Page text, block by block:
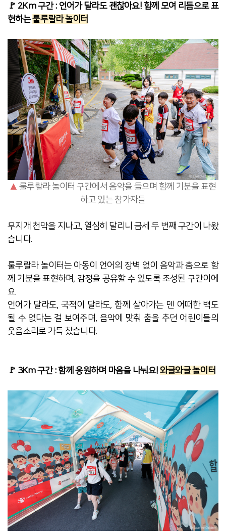
🚩 2Km 구간 : 언어가 달라도 괜찮아요! 함께 모여 리듬으로 표
현하는룰루랄라 놀이터
▲ 룰루랄라 놀이터 구간에서 음악을 들으며 함께 기분을 표현
하고 있는 참가자들
무지개 천막을 지나고, 열심히 달리니 금세 두 번째 구간이 나왔
습니다.
룰루랄라 놀이터는 아동이 언어의 장벽 없이 음악과 춤으로 함
께 기분을 표현하며, 감정을 공유할 수 있도록 조성된 구간이에
요.
언어가 달라도, 국적이 달라도, 함께 살아가는 덴 어떠한 벽도
될 수 없다는 걸 보여주며, 음악에 맞춰 춤을 추던 어린이들의
웃음소리로 가득 찼습니다.
🚩 3Km 구간 : 함께 응원하며 마음을 나눠요! 와글와글 놀이터